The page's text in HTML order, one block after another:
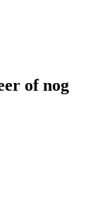
of nog